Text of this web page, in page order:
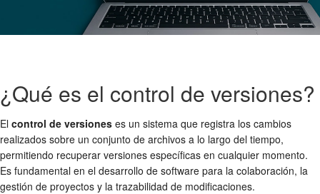
¿Qué es el control de versiones?
El control de versiones es un sistema que registra los cambios
realizados sobre un conjunto de archivos a lo largo del tiempo,
permitiendo recuperar versiones específicas en cualquier momento.
Es fundamental en el desarrollo de software para la colaboración, la
gestión de proyectos y la trazabilidad de modificaciones.